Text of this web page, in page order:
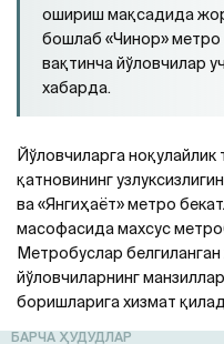
ошириш мақсадида
бошлаб «Чинор» метро
вақтинча йўловчилар
хабарда.
Йўловчиларга
қатновининг
ва «Янгиҳаёт» метро
масофасида махсус
Метробуслар
йўловчиларнинг
боришларига хизмат
БАРЧА ҲУДУДЛАР